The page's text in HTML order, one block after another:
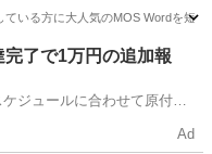
ている方に大人気のMOS Wordを
了で1万円の追加報
ジュールに合わせて原付や
Ad